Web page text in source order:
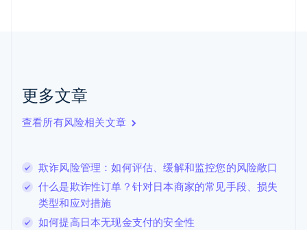
更多文章
查看所有风险相关文章
欺诈风险管理：如何评估、缓解和监控您的风险敞口
什么是欺诈性订单？针对日本商家的常见手段、损失
类型和应对措施
如何提高日本无现金支付的安全性
English
English
卢森堡
罗马尼亚
English
马尔他